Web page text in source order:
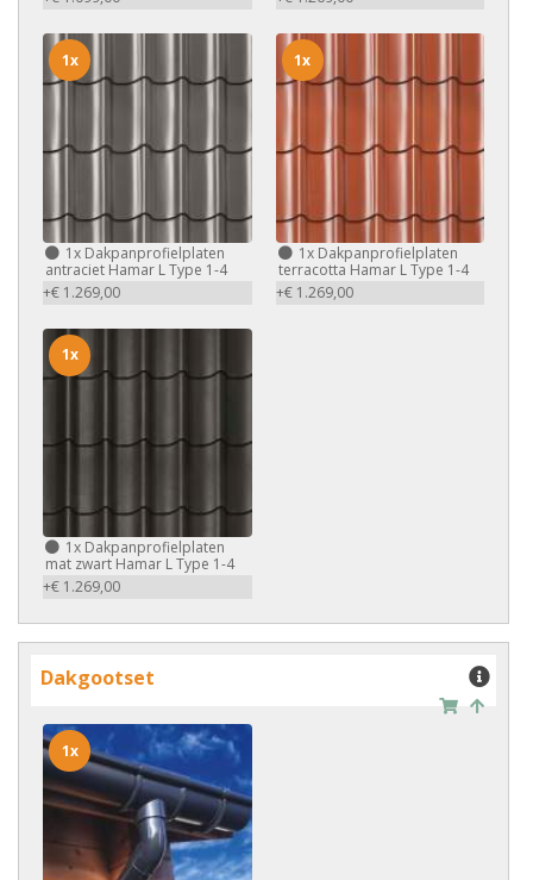
1x Dakpanprofielplaten
antraciet Hamar L Type 1-4
+€ 1.269,00
1x
1xDakpanprofielplaten
terracotta Hamar L Type 1-4
+€ 1.269,00
1x
1x Dakpanprofielplaten
mat zwart Hamar L Type 1-4
+€ 1.269,00
1x
Dakgootset
1x